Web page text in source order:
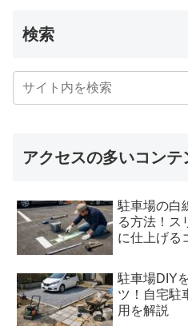
検索
アクセスの多いコンテ
駐車場の白
る方法！ス
に仕上げる
駐車場DIY
ツ！自宅駐
用を解説